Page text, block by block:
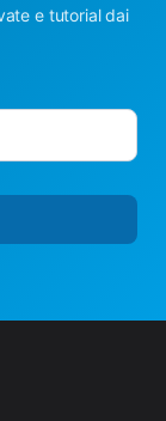
e tutorial dai